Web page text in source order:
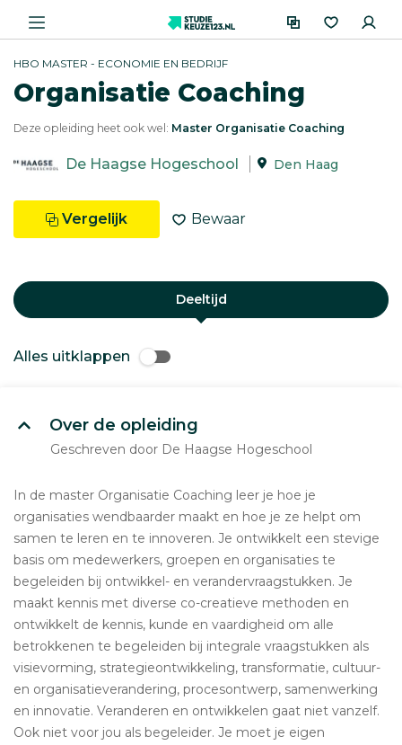
HBO MASTER - ECONOMIE EN BEDRIJF
Organisatie Coaching
Deze opleiding heet ook wel: Master Organisatie Coaching
De Haagse Hogeschool Den Haag
Vergelijk Bewaar
Deeltijd
Alles uitklappen
Over de opleiding
Geschreven door De Haagse Hogeschool
In de master Organisatie Coaching leer je hoe je
organisaties wendbaarder maakt en hoe je ze helpt om
samen te leren en te innoveren. Je ontwikkelt een stevige
basis om medewerkers, groepen en organisaties te
begeleiden bij ontwikkel- en verandervraagstukken. Je
maakt kennis met diverse co-creatieve methoden en
ontwikkelt de kennis, kunde en vaardigheid om alle
betrokkenen te begeleiden bij integrale vraagstukken als
visievorming, strategieontwikkeling, transformatie, cultuur-
en organisatieverandering, procesontwerp, samenwerking
en innovatie. Veranderen en ontwikkelen gaat niet vanzelf.
Ook niet voor jou als begeleider. Je moet je eigen